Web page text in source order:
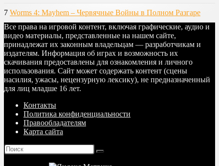
7 Worms 4: Mayhem – Червячные Войны в Полном Разгаре
Все права на игровой контент, включая графические, аудио и
видео материалы, представленные на нашем сайте,
принадлежат их законным владельцам — разработчикам и
издателям. Информация об играх и возможность их
скачивания предоставлены для ознакомления и личного
использования. Сайт может содержать контент (сцены
насилия, ужасы, нецензурную лексику), не предназначенный
для лиц младше 16 лет.
Контакты
Политика конфиденциальности
Правообладателям
Карта сайта